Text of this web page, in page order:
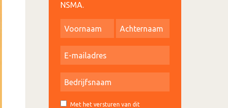
NSMA.
Met het versturen van dit